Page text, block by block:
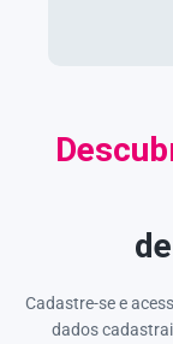
Cadastre-se e
dados